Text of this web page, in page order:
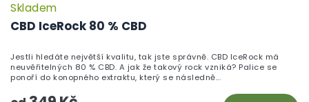
CBD IceRock 80 % CBD
Skladem
Jestli hledáte největší kvalitu, tak jste správně. CBD IceRock má
neuvěřitelných 80 % CBD. A jak že takový rock vzniká? Palice se
ponoří do konopného extraktu, který se následně...